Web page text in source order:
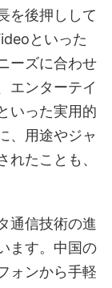
を後押しして
といった
ーズに合わせ
エンターテイ
いった実用的
、用途やジャ
たことも、
通信技術の進
ます。中国の
ォンから手軽